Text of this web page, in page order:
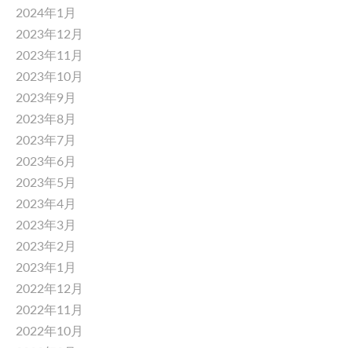
2024年1月
2023年12月
2023年11月
2023年10月
2023年9月
2023年8月
2023年7月
2023年6月
2023年5月
2023年4月
2023年3月
2023年2月
2023年1月
2022年12月
2022年11月
2022年10月